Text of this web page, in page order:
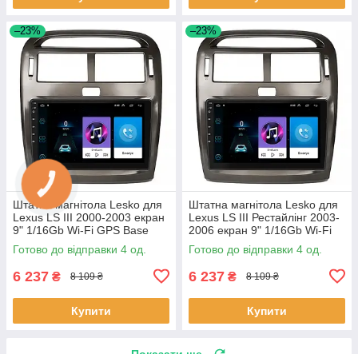
–23%
Штатна магнітола Lesko для
Lexus LS III 2000-2003 екран
9" 1/16Gb Wi-Fi GPS Base
Лексус 4 шт.
Готово до відправки 4 од.
6 237 ₴ 8 109 ₴
Купити
–23%
Штатна магнітола Lesko для
Lexus LS III Рестайлінг 2003-
2006 екран 9" 1/16Gb Wi-Fi
GPS Base 4 шт.
Готово до відправки 4 од.
6 237 ₴ 8 109 ₴
Купити